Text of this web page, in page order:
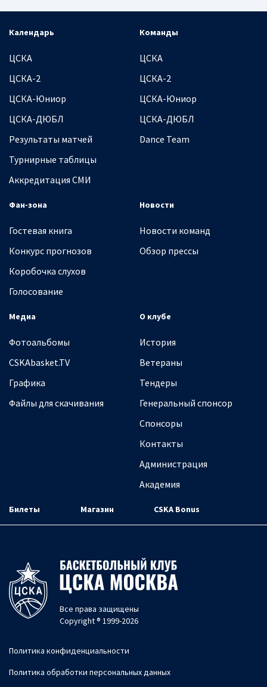
Календарь
ЦСКА
ЦСКА-2
ЦСКА-Юниор
ЦСКА-ДЮБЛ
Результаты матчей
Турнирные таблицы
Аккредитация СМИ
Команды
ЦСКА
ЦСКА-2
ЦСКА-Юниор
ЦСКА-ДЮБЛ
Dance Team
Фан-зона
Гостевая книга
Конкурс прогнозов
Коробочка слухов
Голосование
Новости
Новости команд
Обзор прессы
Медиа
Фотоальбомы
CSKAbasket.TV
Графика
Файлы для скачивания
О клубе
История
Ветераны
Тендеры
Генеральный спонсор
Спонсоры
Контакты
Администрация
Академия
Билеты Магазин CSKA Bonus
Все права защищены
Copyright ® 1999-2026
Политика конфиденциальности
Политика обработки персональных данных